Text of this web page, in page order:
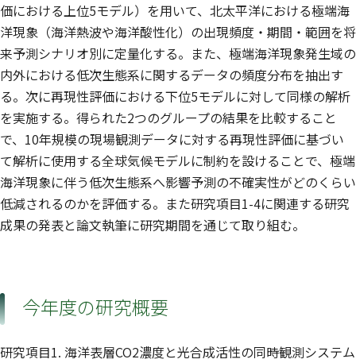
価における上位5モデル）を用いて、北太平洋における極端海
洋現象（海洋熱波や海洋酸性化）の出現頻度・期間・範囲を将
来予測シナリオ別に定量化する。また、極端海洋現象発生域の
内外における低次生態系に関するデータの頻度分布を抽出す
る。次に再現性評価における下位5モデルに対して同様の解析
を実施する。得られた2つのグループの結果を比較すること
で、10年規模の現場観測データに対する再現性評価に基づい
て解析に使用する全球気候モデルに制約を設けることで、極端
海洋現象に伴う低次生態系へ影響予測の不確実性がどのくらい
低減されるのかを評価する。また研究項目1-4に関連する研究
成果の発表と論文執筆に研究期間を通じて取り組む。
今年度の研究概要
研究項目1. 海洋表層CO2濃度と光合成活性の同時観測システム